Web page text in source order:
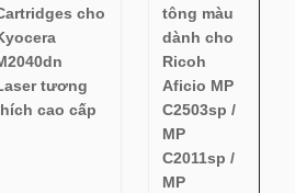
cho
tương
cao cấp
tông màu
dành cho
Ricoh
Aficio MP
C2503sp /
MP
C2011sp /
MP